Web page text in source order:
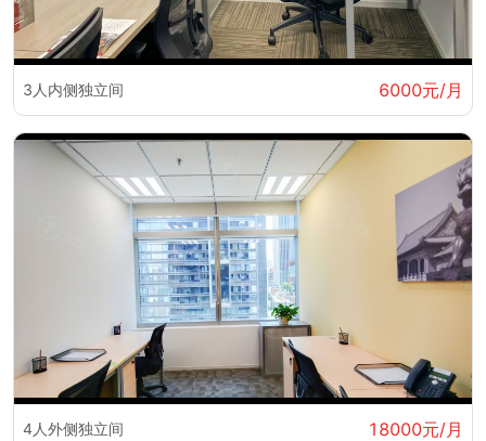
3人内侧独立间 6000元/月
4人外侧独立间 18000元/月